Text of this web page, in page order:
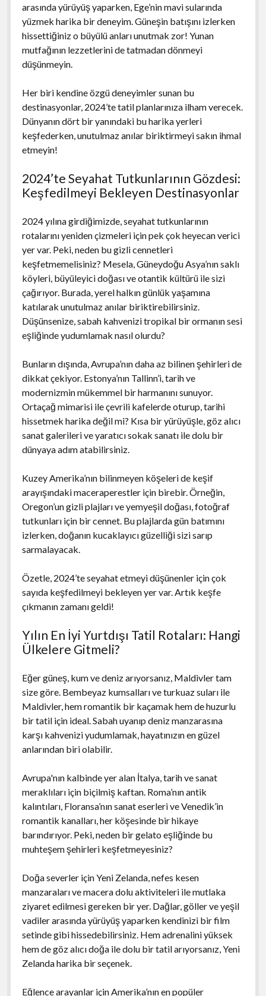
arasında yürüyüş yaparken, Ege’nin mavi sularında
yüzmek harika bir deneyim. Güneşin batışını izlerken
hissettiğiniz o büyülü anları unutmak zor! Yunan
mutfağının lezzetlerini de tatmadan dönmeyi
düşünmeyin.
Her biri kendine özgü deneyimler sunan bu
destinasyonlar, 2024’te tatil planlarınıza ilham verecek.
Dünyanın dört bir yanındaki bu harika yerleri
keşfederken, unutulmaz anılar biriktirmeyi sakın ihmal
etmeyin!
2024’te Seyahat Tutkunlarının Gözdesi:
Keşfedilmeyi Bekleyen Destinasyonlar
2024 yılına girdiğimizde, seyahat tutkunlarının
rotalarını yeniden çizmeleri için pek çok heyecan verici
yer var. Peki, neden bu gizli cennetleri
keşfetmemelisiniz? Mesela, Güneydoğu Asya’nın saklı
köyleri, büyüleyici doğası ve otantik kültürü ile sizi
çağırıyor. Burada, yerel halkın günlük yaşamına
katılarak unutulmaz anılar biriktirebilirsiniz.
Düşünsenize, sabah kahvenizi tropikal bir ormanın sesi
eşliğinde yudumlamak nasıl olurdu?
Bunların dışında, Avrupa’nın daha az bilinen şehirleri de
dikkat çekiyor. Estonya’nın Tallinn’i, tarih ve
modernizmin mükemmel bir harmanını sunuyor.
Ortaçağ mimarisi ile çevrili kafelerde oturup, tarihi
hissetmek harika değil mi? Kısa bir yürüyüşle, göz alıcı
sanat galerileri ve yaratıcı sokak sanatı ile dolu bir
dünyaya adım atabilirsiniz.
Kuzey Amerika’nın bilinmeyen köşeleri de keşif
arayışındaki maceraperestler için birebir. Örneğin,
Oregon’un gizli plajları ve yemyeşil doğası, fotoğraf
tutkunları için bir cennet. Bu plajlarda gün batımını
izlerken, doğanın kucaklayıcı güzelliği sizi sarıp
sarmalayacak.
Özetle, 2024’te seyahat etmeyi düşünenler için çok
sayıda keşfedilmeyi bekleyen yer var. Artık keşfe
çıkmanın zamanı geldi!
Yılın En İyi Yurtdışı Tatil Rotaları: Hangi
Ülkelere Gitmeli?
Eğer güneş, kum ve deniz arıyorsanız, Maldivler tam
size göre. Bembeyaz kumsalları ve turkuaz suları ile
Maldivler, hem romantik bir kaçamak hem de huzurlu
bir tatil için ideal. Sabah uyanıp deniz manzarasına
karşı kahvenizi yudumlamak, hayatınızın en güzel
anlarından biri olabilir.
Avrupa'nın kalbinde yer alan İtalya, tarih ve sanat
meraklıları için biçilmiş kaftan. Roma’nın antik
kalıntıları, Floransa’nın sanat eserleri ve Venedik’in
romantik kanalları, her köşesinde bir hikaye
barındırıyor. Peki, neden bir gelato eşliğinde bu
muhteşem şehirleri keşfetmeyesiniz?
Doğa severler için Yeni Zelanda, nefes kesen
manzaraları ve macera dolu aktiviteleri ile mutlaka
ziyaret edilmesi gereken bir yer. Dağlar, göller ve yeşil
vadiler arasında yürüyüş yaparken kendinizi bir film
setinde gibi hissedebilirsiniz. Hem adrenalini yüksek
hem de göz alıcı doğa ile dolu bir tatil arıyorsanız, Yeni
Zelanda harika bir seçenek.
Eğlence arayanlar için Amerika’nın en popüler